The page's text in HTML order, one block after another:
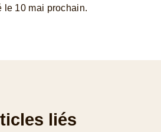
le 10 mai prochain.
liés